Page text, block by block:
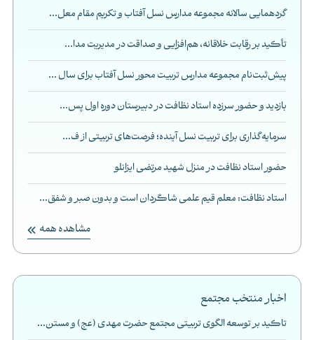
گردهمایی سالانه مجموعه مدارس نسل آفتاب و تکریم مقام معل...
تأکید بر رقابت خلاقانه، هم‌افزایی و صداقت در مدیریت مدا...
پیش‌ثبت‌نام مجموعه مدارس تربیت محور نسل آفتاب برای سال ...
بازدید و حضور سرزده استاد نظافت در دبیرستان دوره اول پس...
سرمایه‌گذاری برای تربیت نسل آینده؛ فرصت‌های تربیتی از ف...
حضور استاد نظافت در منزل شهید مرتضی ایزانلو
استاد نظافت: معلم قیم علمی شاگردان است و بدون صبر و شفق...
مشاهده همه
اخبار منتخب مجتمع
تاکید بر توسعه الگوی تربیتی مجتمع حضرت مهدی (عج) و مستن...